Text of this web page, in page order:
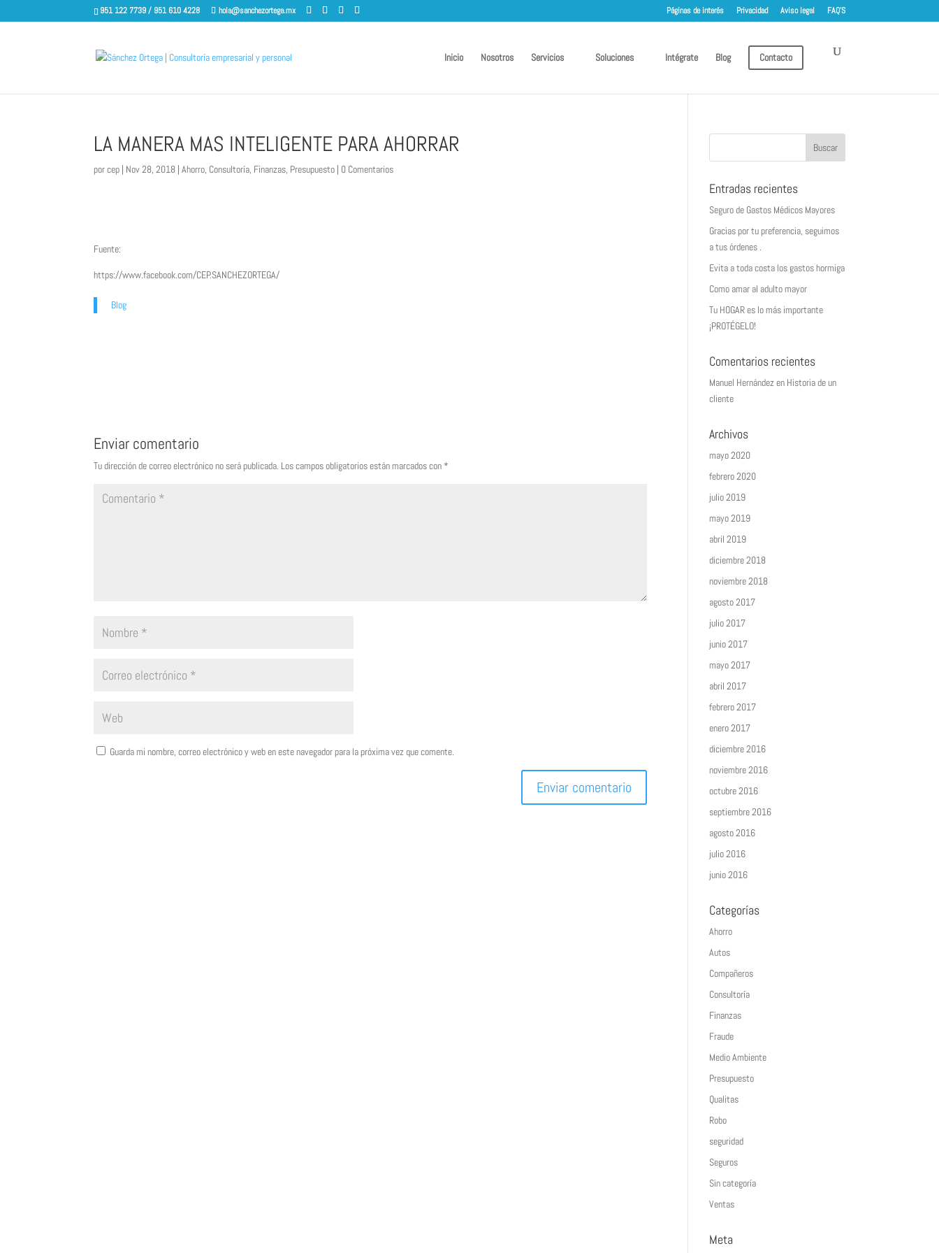
951 122 7739 / 951 610 4228 hola@sanchezortega.mx Páginas de interés Privacidad Aviso legal FAQ’S
Inicio Nosotros Servicios Soluciones Intégrate Blog Contacto
LA MANERA MAS INTELIGENTE PARA AHORRAR
porcep | Nov 28, 2018 |Ahorro, Consultoría, Finanzas, Presupuesto | 0 Comentarios
Fuente:
https://www.facebook.com/CEP.SANCHEZORTEGA/
Blog
Enviar comentario
Tu dirección de correo electrónico no será publicada. Los campos obligatorios están marcados con *
Guarda mi nombre, correo electrónico y web en este navegador para la próxima vez que comente.
Entradas recientes
Seguro de Gastos Médicos Mayores
Gracias por tu preferencia, seguimos
a tus órdenes .
Evita a toda costa los gastos hormiga
Como amar al adulto mayor
Tu HOGAR es lo más importante
¡PROTÉGELO!
Comentarios recientes
Manuel Hernándezen Historia de un
cliente
Archivos
mayo 2020
febrero 2020
julio 2019
mayo 2019
abril 2019
diciembre 2018
noviembre 2018
agosto 2017
julio 2017
junio 2017
mayo 2017
abril 2017
febrero 2017
enero 2017
diciembre 2016
noviembre 2016
octubre 2016
septiembre 2016
agosto 2016
julio 2016
junio 2016
Categorías
Ahorro
Autos
Compañeros
Consultoría
Finanzas
Fraude
Medio Ambiente
Presupuesto
Qualitas
Robo
seguridad
Seguros
Sin categoría
Ventas
Meta